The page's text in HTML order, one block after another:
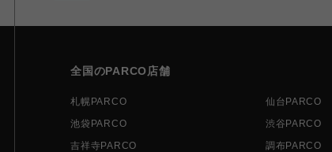
全国のPARCO店舗
札幌PARCO 仙台PARCO
池袋PARCO
渋谷PARCO
吉祥寺PARCO
調布PARCO